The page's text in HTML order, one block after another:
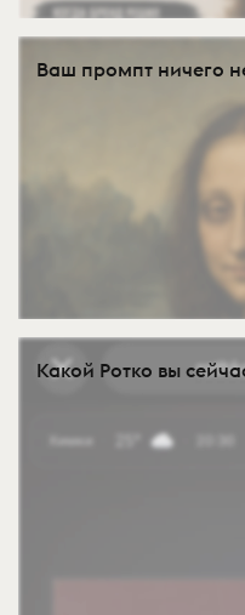
Ваш промпт ничего
Какой Ротко вы